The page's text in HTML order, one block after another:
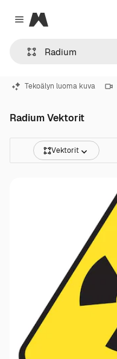
Close menu
Magnific
Tekoälyn luoma kuva
Radium Vektorit
Vektorit